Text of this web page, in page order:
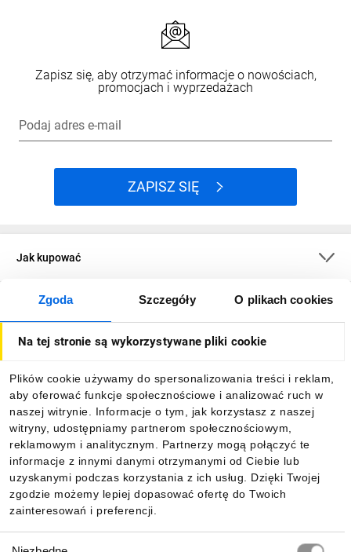
Zgoda Szczegóły O plikach cookies
Na tej stronie są wykorzystywane pliki cookie
Plików cookie używamy do spersonalizowania treści i reklam,
aby oferować funkcje społecznościowe i analizować ruch w
naszej witrynie. Informacje o tym, jak korzystasz z naszej
witryny, udostępniamy partnerom społecznościowym,
reklamowym i analitycznym. Partnerzy mogą połączyć te
informacje z innymi danymi otrzymanymi od Ciebie lub
uzyskanymi podczas korzystania z ich usług. Dzięki Twojej
zgodzie możemy lepiej dopasować ofertę do Twoich
zainteresowań i preferencji.
Zapisz się, aby otrzymać informacje o nowościach,
promocjach i wyprzedażach
Podaj adres e-mail
ZAPISZ SIĘ
Jak kupować
O firmie
Informacje
Pobierz naszą aplikację mobilną: